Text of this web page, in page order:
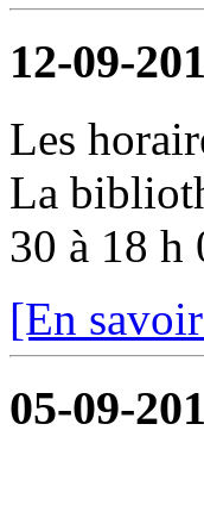
12-09-
Les
La
30 à 18 h
[En
05-09-